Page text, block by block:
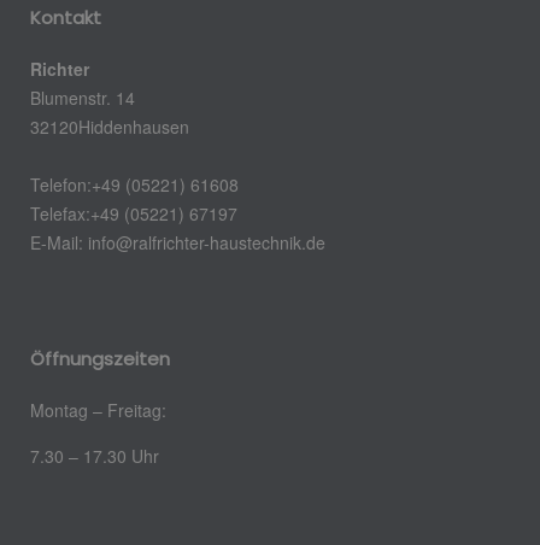
Kontakt
Richter
Blumenstr. 14
32120Hiddenhausen
Telefon:+49 (05221) 61608
Telefax:+49 (05221) 67197
E-Mail: info@ralfrichter-haustechnik.de
Öffnungszeiten
Montag – Freitag:
7.30 – 17.30 Uhr